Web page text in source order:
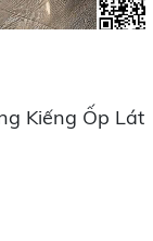
Kiếng Ốp Lát